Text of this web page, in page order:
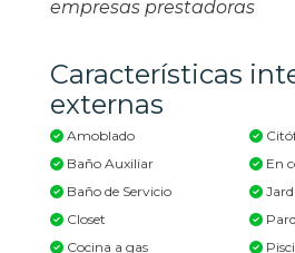
empresas prestadoras
Características
externas
Amoblado
Baño Auxiliar
Baño de Servicio
Closet
Cocina a gas
En